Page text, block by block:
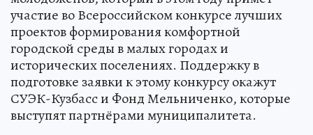
участие во Всероссийском конкурсе лучших
проектов формирования комфортной
городской среды в малых городах и
исторических поселениях. Поддержку в
подготовке заявки к этому конкурсу окажут
СУЭК-Кузбасс и Фонд Мельниченко, которые
выступят партнёрами муниципалитета.